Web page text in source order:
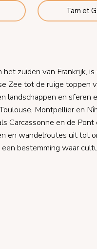
Tarn et
het zuiden van Frankrijk,
Zee tot de ruige toppen
landschappen en sferen
Montpellier en
Carcassonne en de
en wandelroutes uit tot
een bestemming waar